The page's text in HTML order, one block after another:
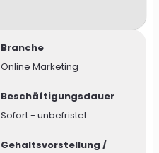
Branche
Online Marketing
Beschäftigungsdauer
Sofort - unbefristet
Gehaltsvorstellung /